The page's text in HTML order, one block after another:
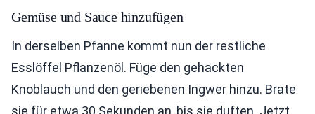
Gemüse und Sauce hinzufügen
In derselben Pfanne kommt nun der restliche
Esslöffel Pflanzenöl. Füge den gehackten
Knoblauch und den geriebenen Ingwer hinzu. Brate
sie für etwa 30 Sekunden an, bis sie duften. Jetzt